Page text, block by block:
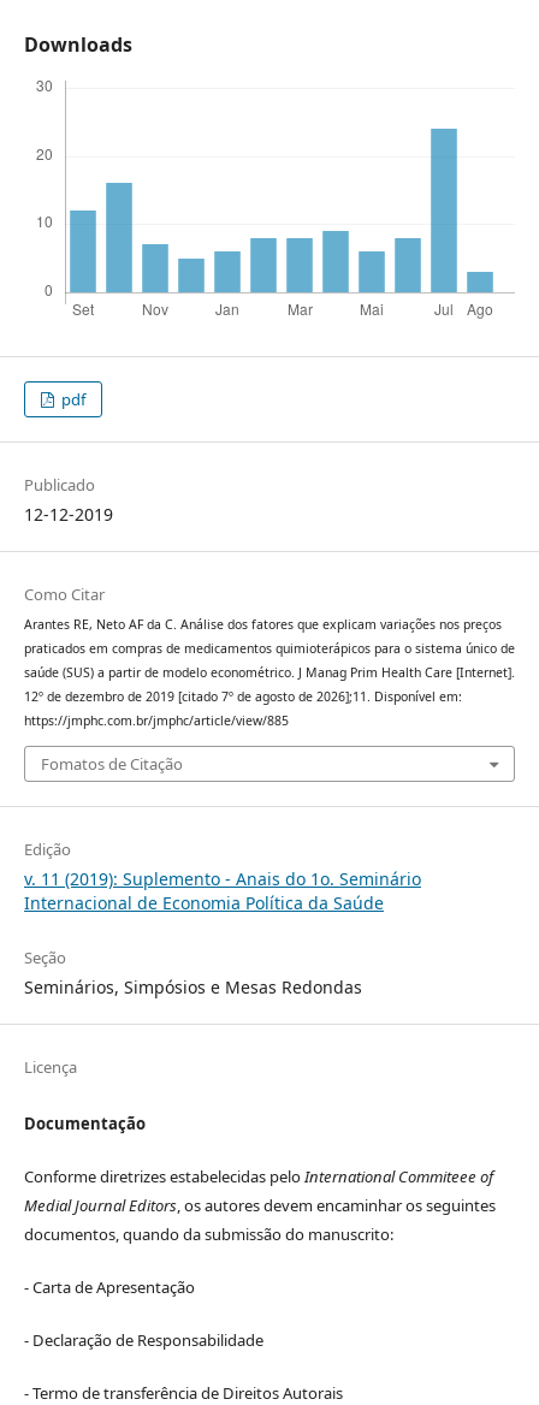
Downloads
pdf
Publicado
12-12-2019
Como Citar
Arantes RE, Neto AF da C. Análise dos fatores que explicam variações nos preços
praticados em compras de medicamentos quimioterápicos para o sistema único de
saúde (SUS) a partir de modelo econométrico. J Manag Prim Health Care [Internet].
12º de dezembro de 2019 [citado 7º de agosto de 2026];11. Disponível em:
https://jmphc.com.br/jmphc/article/view/885
Fomatos de Citação
Edição
v. 11 (2019): Suplemento - Anais do 1o. Seminário
Internacional de Economia Política da Saúde
Seção
Seminários, Simpósios e Mesas Redondas
Licença
Documentação
Conforme diretrizes estabelecidas peloInternational Commiteee of
Medial Journal Editors, os autores devem encaminhar os seguintes
documentos, quando da submissão do manuscrito:
- Carta de Apresentação
- Declaração de Responsabilidade
- Termo de transferência de Direitos Autorais